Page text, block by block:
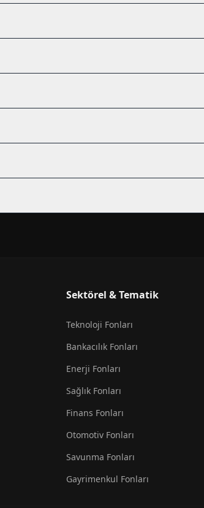
Sektörel & Tematik
Teknoloji Fonları
Bankacılık Fonları
Enerji Fonları
Sağlık Fonları
Finans Fonları
Otomotiv Fonları
Savunma Fonları
Gayrimenkul Fonları